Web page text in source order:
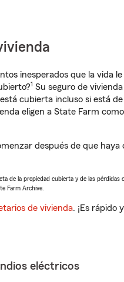
inesperados que la vida
1 Su seguro de
está cubierta incluso si está
eligen a State Farm
después de que
de la propiedad cubierta y de las pérdidas
Farm Archive.
de vivienda. ¡Es rápido
eléctricos